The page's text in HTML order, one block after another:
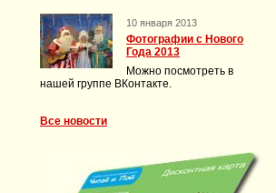
10 января 2013
Фотографии с Нового
Года 2013
Можно посмотреть в
нашей группе ВКонтакте.
Все новости